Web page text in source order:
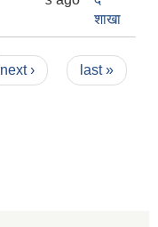
शाखा
next › last »